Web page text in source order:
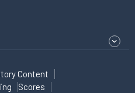
Content
Scores